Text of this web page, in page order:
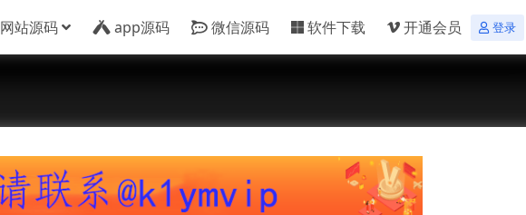
网站源码 app源码 微信源码 软件下载 开通会员 登录